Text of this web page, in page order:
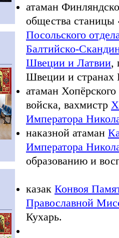
атаман
общества станицы
Посольского
Балтийско-
Швеции и Латвии,
Швеции и странах
атаман Хопёрского
войска, вахмистр
Императора
наказной атаман
Императора
образованию и
казак Конвоя
Православной
Кухарь.